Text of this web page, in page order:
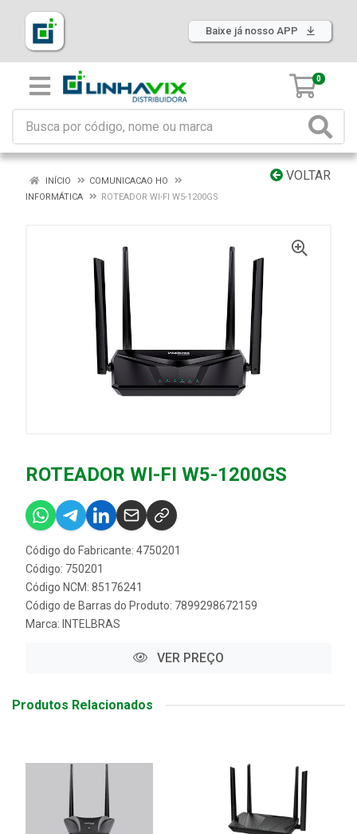
Baixe já nosso APP
0
VOLTAR
INÍCIO
COMUNICACAO HO
INFORMÁTICA
ROTEADOR WI-FI W5-1200GS
ROTEADOR WI-FI W5-1200GS
Código do Fabricante: 4750201
Código: 750201
Código NCM: 85176241
Código de Barras do Produto: 7899298672159
Marca: INTELBRAS
VER PREÇO
Produtos Relacionados